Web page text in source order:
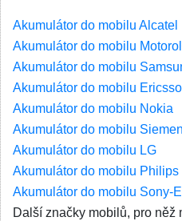
Akumulátor do mobilu Alcatel
Akumulátor do mobilu
Akumulátor do mobilu
Akumulátor do mobilu
Akumulátor do mobilu Nokia
Akumulátor do mobilu
Akumulátor do mobilu LG
Akumulátor do mobilu Philips
Akumulátor do mobilu Sony-
Další značky mobilů, pro něž